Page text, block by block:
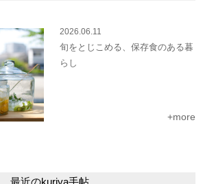
2026.06.11
旬をとじこめる、保存食のある暮
らし
+more